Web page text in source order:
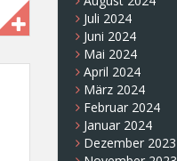
Juli 2024
Juni 2024
Mai 2024
April 2024
März 2024
Februar 2024
Januar 2024
Dezember 2023